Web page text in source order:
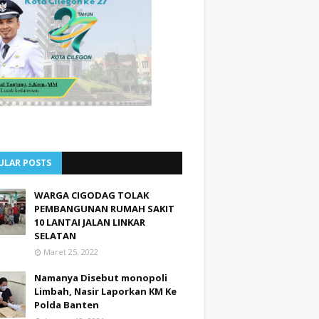
POSTS
WARGA CIGODAG TOLAK
PEMBANGUNAN RUMAH SAKIT
10 LANTAI JALAN LINKAR
SELATAN
Maret 25, 2022
Namanya Disebut monopoli
Limbah, Nasir Laporkan KM Ke
Polda Banten